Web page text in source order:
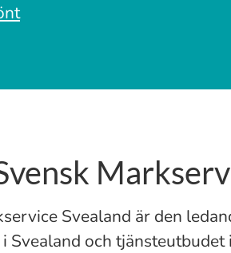
Svealand är den
Svealand och